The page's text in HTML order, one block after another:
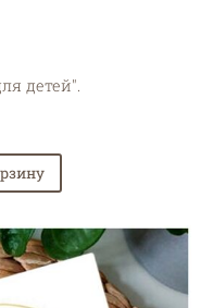
детей".